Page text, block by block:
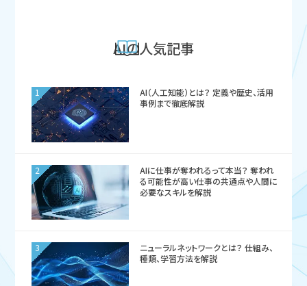
AIの人気記事
1
AI（人工知能）とは？ 定義や歴史、活用
事例まで徹底解説
2
AIに仕事が奪われるって本当？ 奪われ
る可能性が高い仕事の共通点や人間に
必要なスキルを解説
3
ニューラルネットワークとは？ 仕組み、
種類、学習方法を解説